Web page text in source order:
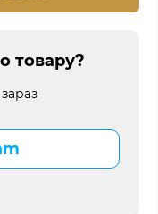
товару?